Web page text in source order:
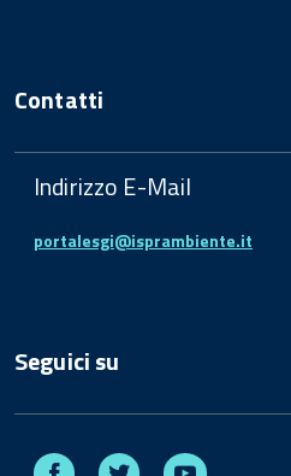
Contatti
Indirizzo E-Mail
portalesgi@isprambiente.it
Seguici su
Facebook Twitter